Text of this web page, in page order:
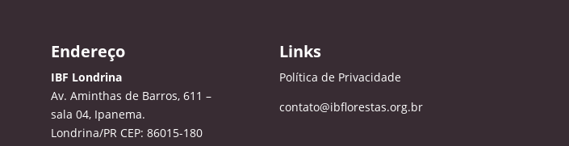
Endereço
IBF Londrina
Av. Aminthas de Barros, 611 –
sala 04, Ipanema.
Londrina/PR CEP: 86015-180
Links
Política de Privacidade
contato@ibflorestas.org.br